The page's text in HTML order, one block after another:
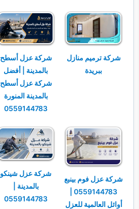
خدمات نقل اثاث
شركة ترميم منازل
ببريدة
شركة عزل أسطح
بالمدينة | أفضل
شركة عزل أسطح
بالمدينة المنورة
0559144783
شركة عزل فوم بينبع
0559144783 |
أوائل العالمية للعزل
شركة عزل شينكو
بالمدينة |
0559144783